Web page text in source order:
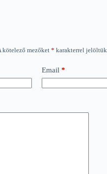
kötelező mezőket * karakterrel jelöltük
Email *